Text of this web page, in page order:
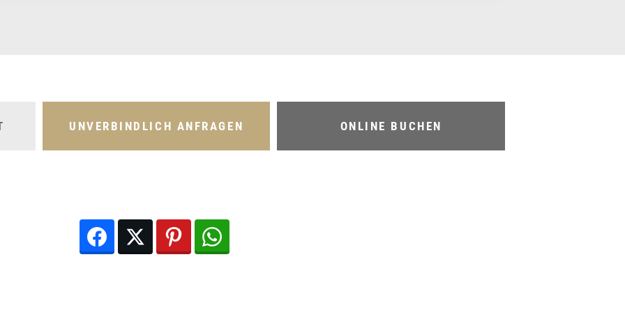
UNVERBINDLICH ANFRAGEN ONLINE BUCHEN
Facebook Twitter Pinterest